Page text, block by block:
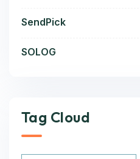
SendPick
SOLOG
Tag Cloud